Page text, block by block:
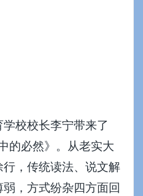
校校长李宁带来了
的必然》。从老实大
，传统读法、说文解
，方式纷杂四方面回